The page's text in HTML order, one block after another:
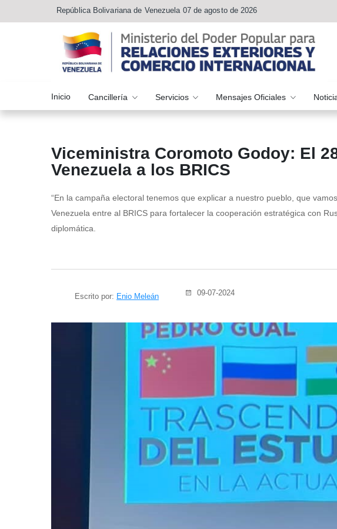
República Bolivariana de Venezuela 07 de agosto de 2026
Inicio Cancillería Servicios Mensajes Oficiales
Viceministra Coromoto Godoy: El
Venezuela a los BRICS
“En la campaña electoral tenemos que explicar a nuestro pueblo, que
Venezuela entre al BRICS para fortalecer la cooperación estratégica con
diplomática.
Escrito por: Enio Meleán 09-07-2024